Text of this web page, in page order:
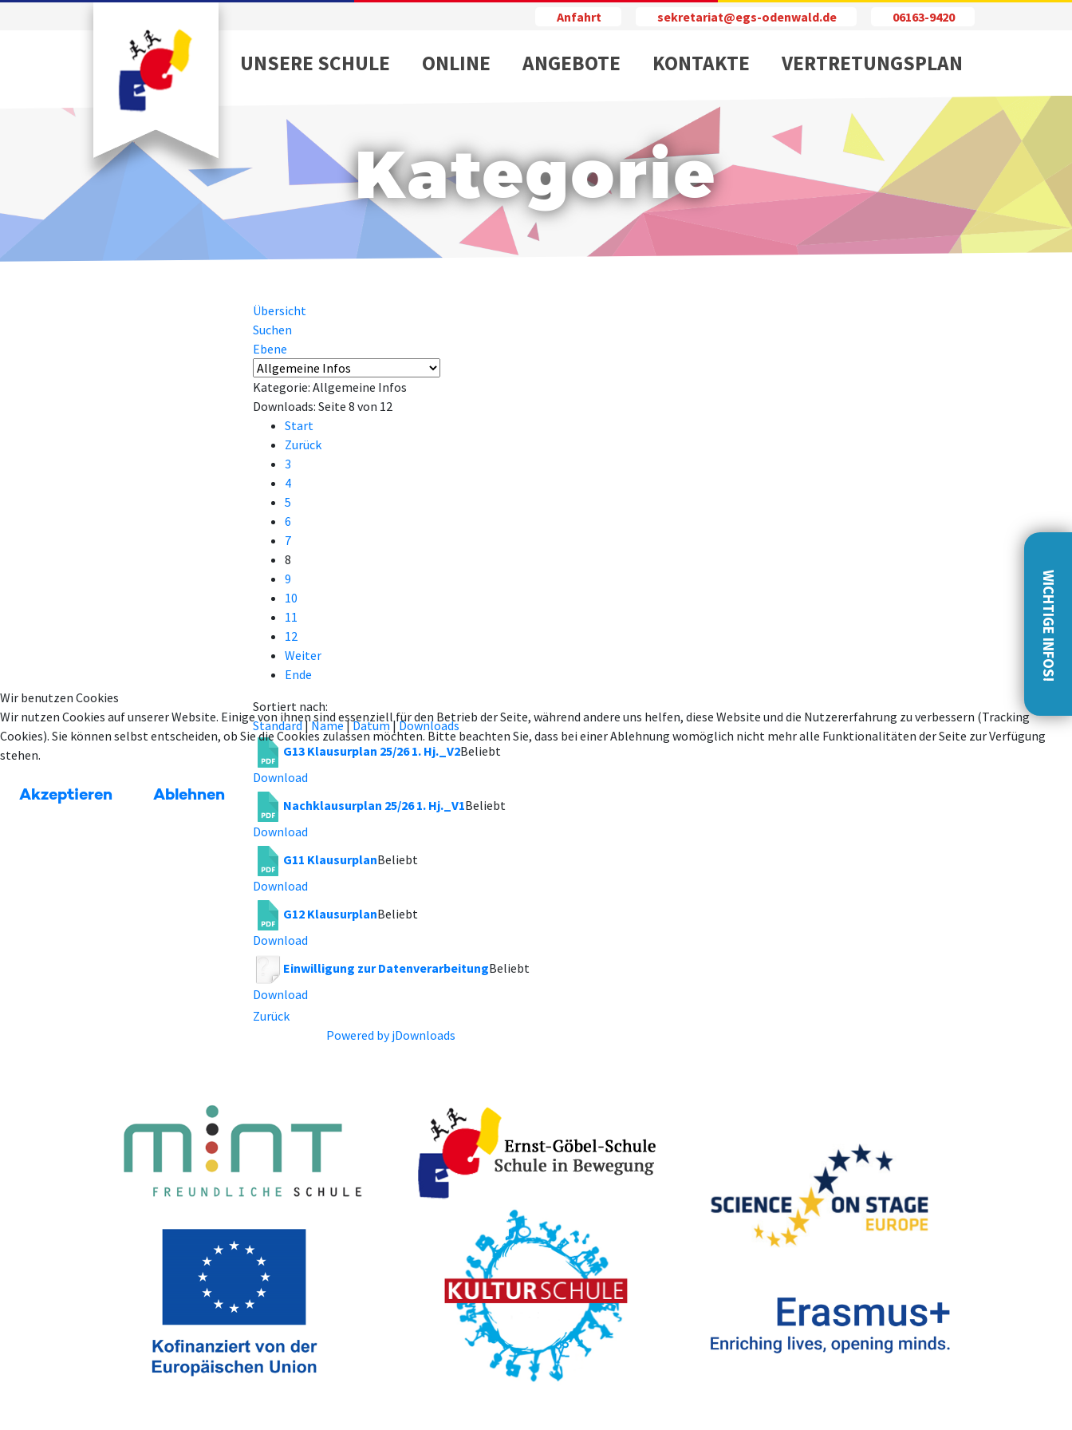
WICHTIGE INFOS!
Anfahrt sekretariat@egs-odenwald.de 06163-9420
UNSERE SCHULE ONLINE ANGEBOTE KONTAKTE VERTRETUNGSPLAN
Kategorie
Übersicht
Suchen
Ebene
Kategorie: Allgemeine Infos
Downloads: Seite 8 von 12
Start
Zurück
3
4
5
6
7
8
9
10
11
12
Weiter
Ende
Sortiert nach:
Standard|Name|Datum|Downloads
G13 Klausurplan 25/26 1. Hj._V2Beliebt
Download
Nachklausurplan 25/26 1. Hj._V1Beliebt
Download
G11 KlausurplanBeliebt
Download
G12 KlausurplanBeliebt
Download
Einwilligung zur DatenverarbeitungBeliebt
Download
Zurück
Powered by jDownloads
Wir benutzen Cookies
Wir nutzen Cookies auf unserer Website. Einige von ihnen sind essenziell für den Betrieb der Seite, während andere uns helfen, diese Website und die Nutzererfahrung zu verbessern (Tracking
Cookies). Sie können selbst entscheiden, ob Sie die Cookies zulassen möchten. Bitte beachten Sie, dass bei einer Ablehnung womöglich nicht mehr alle Funktionalitäten der Seite zur Verfügung
stehen.
Akzeptieren Ablehnen